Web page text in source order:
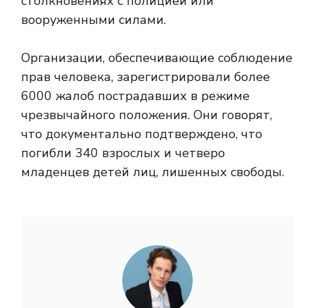
вооруженными силами.
Организации, обеспечивающие соблюдение
прав человека, зарегистрировали более
6000 жалоб пострадавших в режиме
чрезвычайного положения. Они говорят,
что документально подтверждено, что
погибли 340 взрослых и четверо
младенцев детей лиц, лишенных свободы.